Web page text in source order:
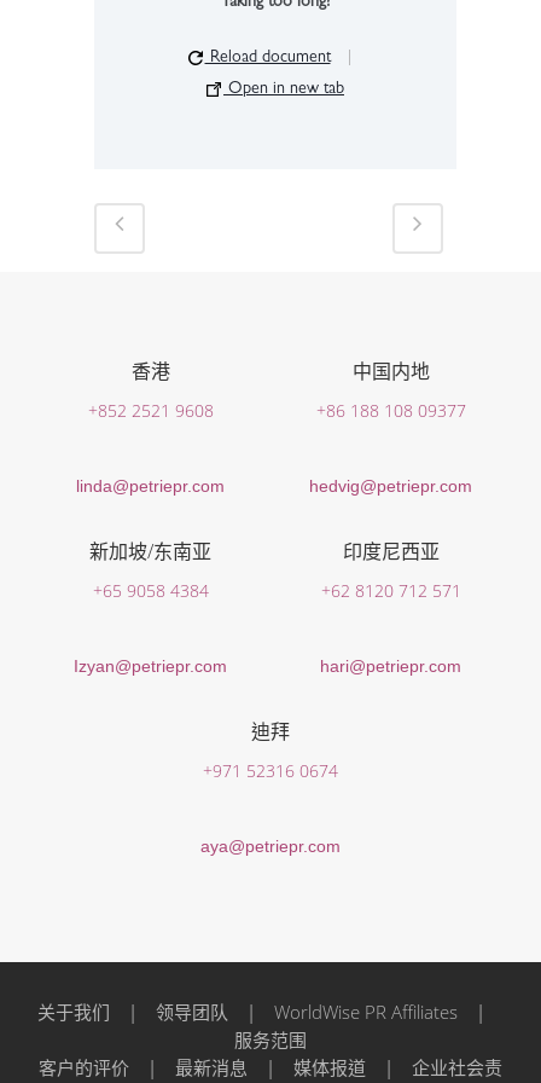
Reload document
Open in new tab
香港
+852 2521 9608
linda@petriepr.com
中国内地
+86 188 108 09377
hedvig@petriepr.com
新加坡/东南亚
+65 9058 4384
Izyan@petriepr.com
印度尼西亚
+62 8120 712 571
hari@petriepr.com
迪拜
+971 52316 0674
aya@petriepr.com
关于我们 | 领导团队 | WorldWise PR Affiliates |
服务范围
客户的评价 | 最新消息 | 媒体报道 | 企业社会责